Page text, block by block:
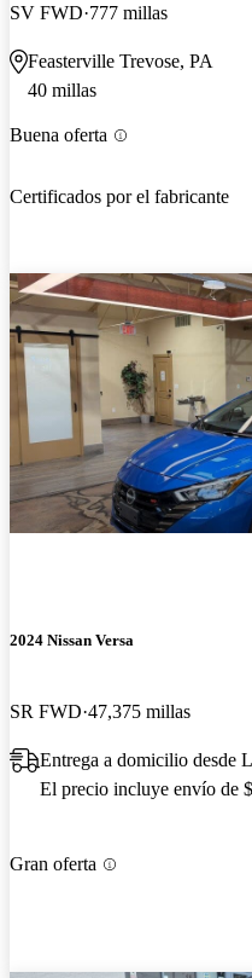
SV FWD 777 millas
Feasterville Trevose, PA
40 millas
Buena oferta
Certificados por el fabricante
2024 Nissan Versa
SR FWD 47,375 millas
Entrega a domicilio desde
El precio incluye envío de
Gran oferta